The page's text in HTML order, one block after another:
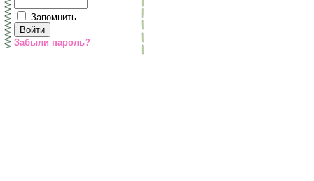
Запомнить
Забыли пароль?